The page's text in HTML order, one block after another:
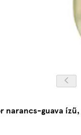
narancs-guava